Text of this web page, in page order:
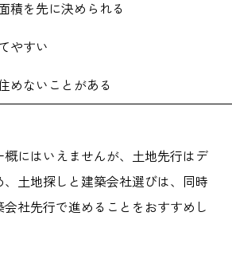
を先に決められる
やすい
ないことがある
概にはいえませんが、土地先行はデ
土地探しと建築会社選びは、同時
社先行で進めることをおすすめし